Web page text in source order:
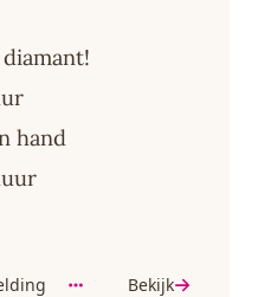
hand
Bekijk